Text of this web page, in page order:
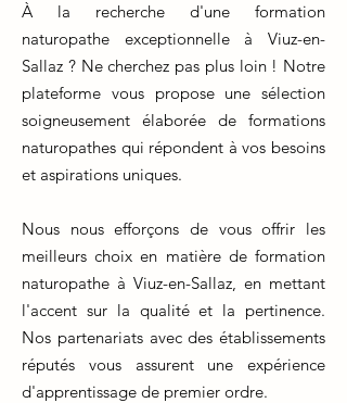
À la recherche d'une formation
naturopathe exceptionnelle à Viuz-en-
Sallaz ? Ne cherchez pas plus loin ! Notre
plateforme vous propose une sélection
soigneusement élaborée de formations
naturopathes qui répondent à vos besoins
et aspirations uniques.
Nous nous efforçons de vous offrir les
meilleurs choix en matière de formation
naturopathe à Viuz-en-Sallaz, en mettant
l'accent sur la qualité et la pertinence.
Nos partenariats avec des établissements
réputés vous assurent une expérience
d'apprentissage de premier ordre.